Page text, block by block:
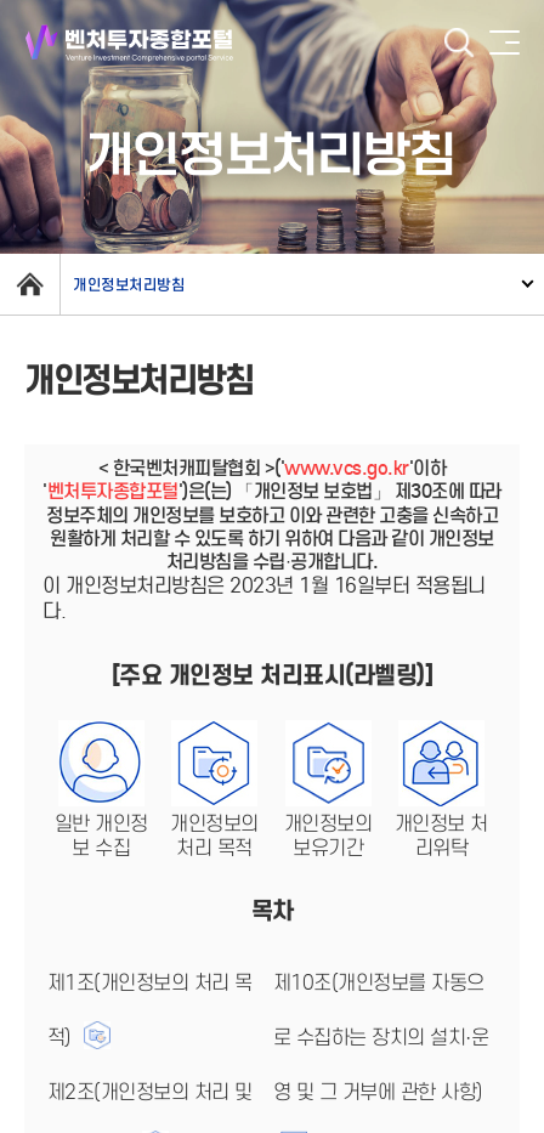
개인정보처리방침
개인정보처리방침
개인정보처리방침
< 한국벤처캐피탈협회 >('www.vcs.go.kr'이하
'벤처투자종합포털')은(는) 「개인정보 보호법」 제30조에 따라
정보주체의 개인정보를 보호하고 이와 관련한 고충을 신속하고
원활하게 처리할 수 있도록 하기 위하여 다음과 같이 개인정보
처리방침을 수립·공개합니다.
이 개인정보처리방침은 2023년 1월 16일부터 적용됩니
다.
[주요 개인정보 처리표시(라벨링)]
일반 개인정
보 수집
개인정보의
처리 목적
개인정보의
보유기간
개인정보 처
리위탁
목차
제1조(개인정보의 처리 목
적)
제2조(개인정보의 처리 및
제10조(개인정보를 자동으
로 수집하는 장치의 설치·운
영 및 그 거부에 관한 사항)